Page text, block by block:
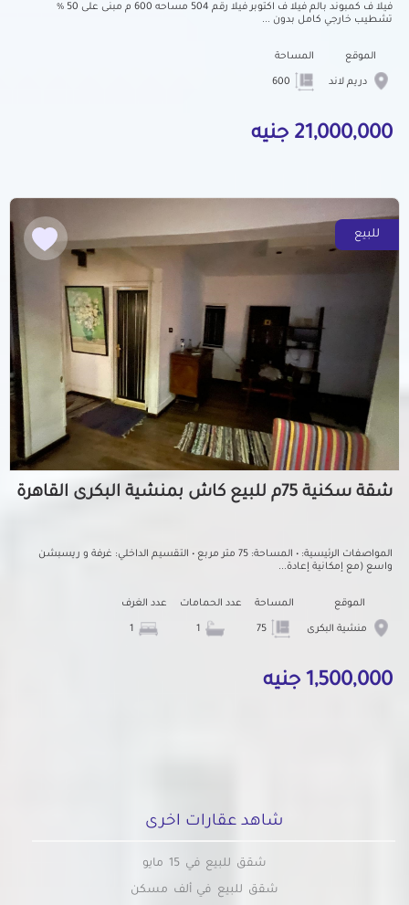
فيلا ف كمبوند بالم فيلا ف اكتوبر فيلا رقم 504 مساحه 600 م مبنى على 50 %
تشطيب خارجي كامل بدون ...
الموقع
دريم لاند
المساحة
21,000,000 جنيه
للبيع
شقة سكنية 75م للبيع كاش بمنشية البكرى القاهرة
المواصفات الرئيسية: • المساحة: 75 متر مربع • التقسيم الداخلي: غرفة و ريسبشن
واسع (مع إمكانية إعادة...
الموقع
منشية البكرى
المساحة عدد الحمامات عدد الغرف
1,500,000 جنيه
شاهد عقارات اخرى
شقق للبيع في 15 مايو
شقق للبيع في ألف مسكن